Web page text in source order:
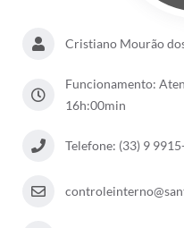
Cristiano Mourão
Funcionamento:
16h:00min
Telefone: (33) 9